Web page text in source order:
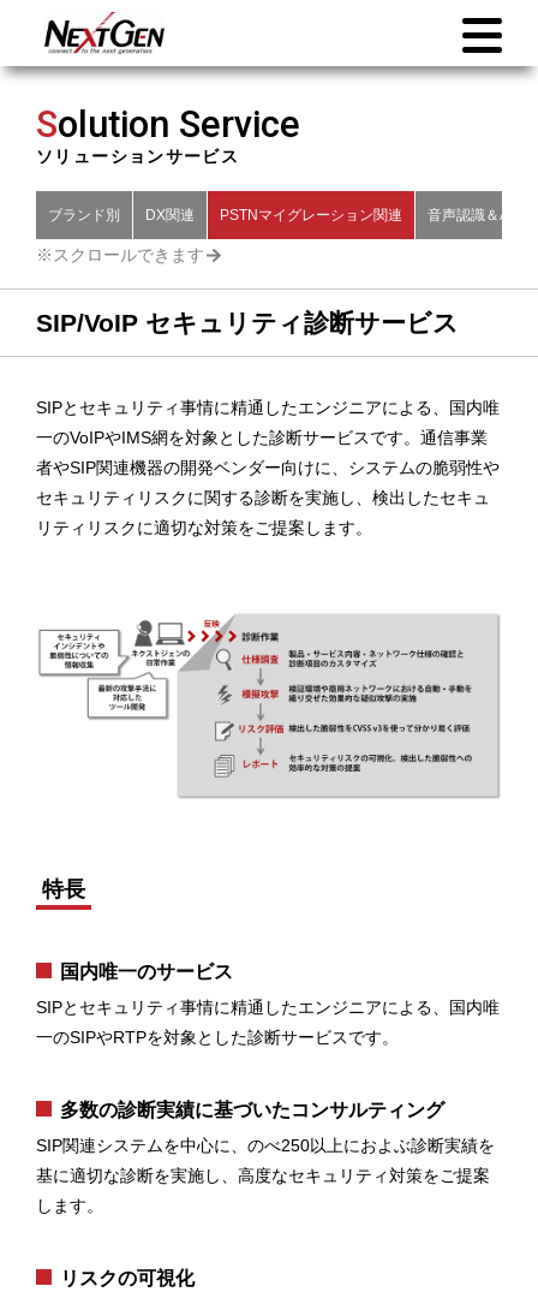
Solution Service
ソリューションサービス
ブランド別 DX関連 PSTNマイグレーション関連 音声認識＆AI関
SIP/VoIP セキュリティ診断サービス
SIPとセキュリティ事情に精通したエンジニアによる、国内唯
一のVoIPやIMS網を対象とした診断サービスです。通信事業
者やSIP関連機器の開発ベンダー向けに、システムの脆弱性や
セキュリティリスクに関する診断を実施し、検出したセキュ
リティリスクに適切な対策をご提案します。
特長
国内唯一のサービス
SIPとセキュリティ事情に精通したエンジニアによる、国内唯
一のSIPやRTPを対象とした診断サービスです。
多数の診断実績に基づいたコンサルティング
SIP関連システムを中心に、のべ250以上におよぶ診断実績を
基に適切な診断を実施し、高度なセキュリティ対策をご提案
します。
リスクの可視化